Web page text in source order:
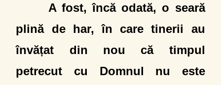
A fost, încă odată, o seară
plină de har, în care tinerii au
învățat din nou că timpul
petrecut cu Domnul nu este